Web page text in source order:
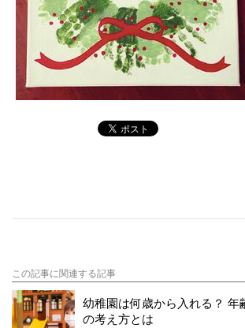
この記事に関連する記事
幼稚園は何歳から入れる？ 年
の考え方とは